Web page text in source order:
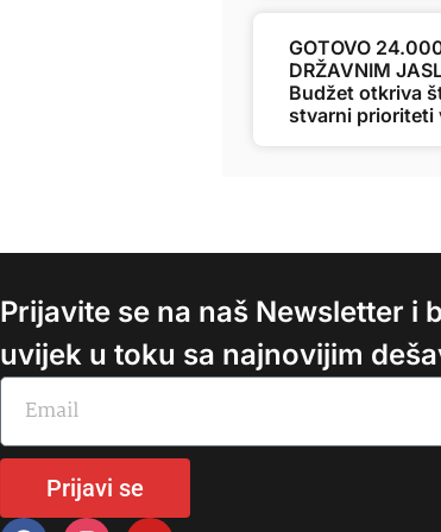
GOTOVO
DRŽAVNIM
Budžet otkriva
stvarni prioriteti
Prijavite se na naš Newsletter i
uvijek u toku sa najnovijim
Prijavi se